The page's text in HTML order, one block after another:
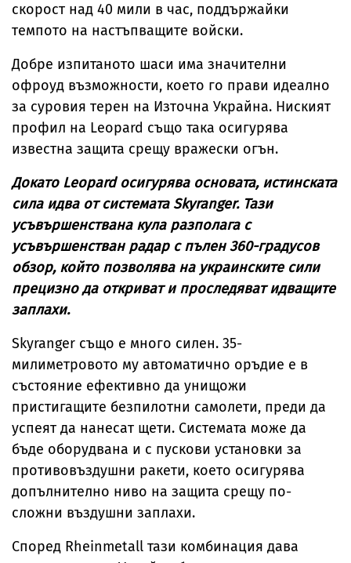
скорост над 40 мили в час, поддържайки
темпото на настъпващите войски.
Добре изпитаното шаси има значителни
офроуд възможности, което го прави идеално
за суровия терен на Източна Украйна. Ниският
профил на Leopard също така осигурява
известна защита срещу вражески огън.
Докато Leopard осигурява основата, истинската
сила идва от системата Skyranger. Тази
усъвършенствана кула разполага с
усъвършенстван радар с пълен 360-градусов
обзор, който позволява на украинските сили
прецизно да откриват и проследяват идващите
заплахи.
Skyranger също е много силен. 35-
милиметровото му автоматично оръдие е в
състояние ефективно да унищожи
пристигащите безпилотни самолети, преди да
успеят да нанесат щети. Системата може да
бъде оборудвана и с пускови установки за
противовъздушни ракети, което осигурява
допълнително ниво на защита срещу по-
сложни въздушни заплахи.
Според Rheinmetall тази комбинация дава